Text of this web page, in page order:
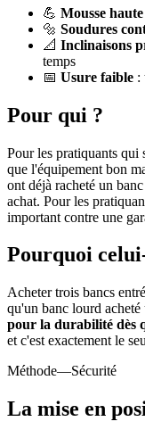
💪 Mousse
🔩 Soudures
📐 Inclinaisons
temps
📅 Usure faible :
Pour qui ?
Pour les pratiquants qui
que l'équipement bon
ont déjà racheté un
achat. Pour les
important contre une
Pourquoi
Acheter trois bancs
qu'un banc lourd acheté
pour la durabilité dès
et c'est exactement le
Méthode—Sécurité
La mise en